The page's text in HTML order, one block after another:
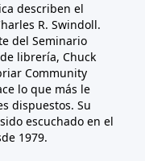
describen el
R. Swindoll.
del Seminario
librería, Chuck
Community
lo que más le
dispuestos. Su
escuchado en el
1979.